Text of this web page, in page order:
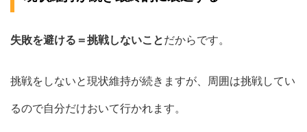
失敗を避ける＝挑戦しないことだからです。
挑戦をしないと現状維持が続きますが、周囲は挑戦してい
るので自分だけおいて行かれます。